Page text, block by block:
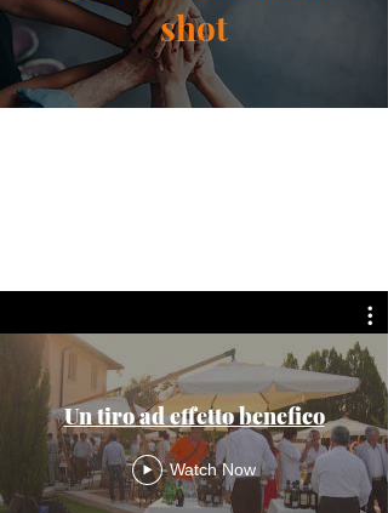
shot
Un tiro ad effetto benefico
Watch Now